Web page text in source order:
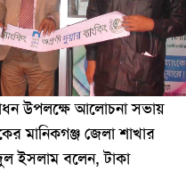
উপলক্ষে আলোচনা সভায়
মানিকগঞ্জ জেলা শাখার
ইসলাম বলেন, টাকা